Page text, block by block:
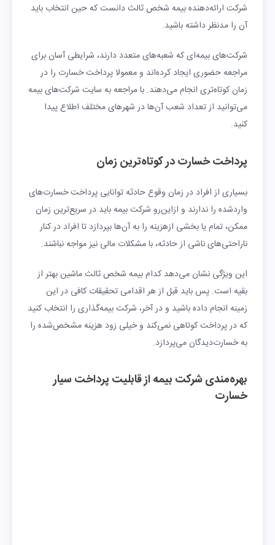
شرکت ارائه‌دهنده بیمه شخص ثالث دانست‌ که حین انتخاب باید
آن را مدنظر داشته باشید.
شرکت‌های بیمه‌ای که شعبه‌های متعدد دارند، شرایطی آسان برای
مراجعه حضوری ایجاد کرده‌اند و معمولا پرداخت خسارت را در
زمان کوتاه‌تری انجام می‌دهند. با مراجعه به سایت شرکت‌های بیمه
می‌توانید از تعداد شعب آن‌ها در شهرهای مختلف اطلاع پیدا
کنید.
پرداخت خسارت در کوتاه‌ترین زمان
بسیاری از افراد در زمان وقوع حادثه توانایی پرداخت خسارت‌های
واردشده را ندارند و ازاین‌رو شرکت بیمه باید در سریع‌ترین زمان
ممکن، تمام یا بخشی ازهزینه را به ‌آن‌ها بپردازد تا افراد در کنار
ناراحتی‌های ناشی از حادثه، با مشکلات مالی نیز مواجه نباشند.
این ویژگی نشان می‌دهد کدام بیمه شخص ثالث ماشین بهتر از
بقیه است. پس باید قبل از هر اقدامی تحقیقات کافی در این
زمینه انجام داده باشید و در آخر، شرکت بیمه‌گذاری را انتخاب کنید
که در پرداخت کوتاهی نمی‌کند و خیلی زود هزینه مشخص‌شده را
به خسارت‌دیدگان می‌پردازد.
بهره‌مندی شرکت بیمه از قابلیت پرداخت سیار
خسارت